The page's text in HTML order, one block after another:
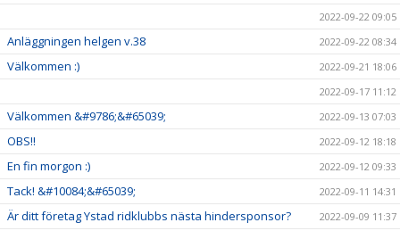
2022-09-22 09:05
Anläggningen helgen v.38 2022-09-22 08:34
Välkommen :)
2022-09-21 18:06
2022-09-17 11:12
Välkommen &#9786;&#65039; 2022-09-13 07:03
OBS!! 2022-09-12 18:18
En fin morgon :) 2022-09-12 09:33
Tack! &#10084;&#65039; 2022-09-11 14:31
Är ditt företag Ystad ridklubbs nästa hindersponsor? 2022-09-09 11:37